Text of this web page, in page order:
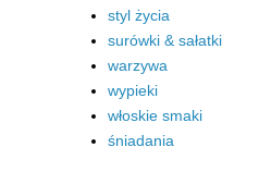
styl życia
surówki & sałatki
warzywa
wypieki
włoskie smaki
śniadania